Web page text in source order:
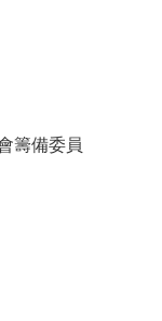
籌備委員